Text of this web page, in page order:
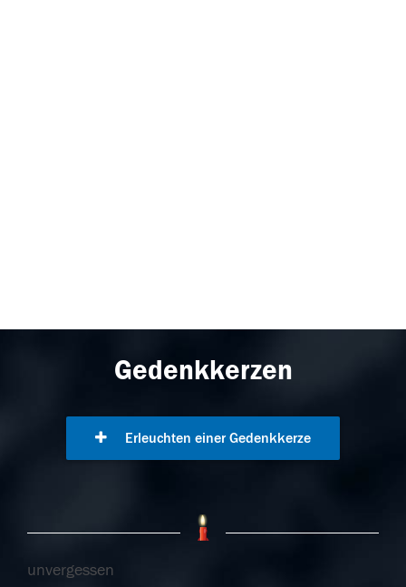
Gedenkkerzen
Erleuchten einer Gedenkkerze
unvergessen